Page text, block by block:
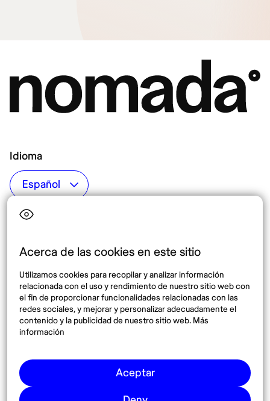
Acerca de las cookies en este sitio
Utilizamos cookies para recopilar y analizar información
relacionada con el uso y rendimiento de nuestro sitio web con
el fin de proporcionar funcionalidades relacionadas con las
redes sociales, y mejorar y personalizar adecuadamente el
contenido y la publicidad de nuestro sitio web. Más
información
Aceptar
Idioma
Top destinos
México
España
Destinos
Síguenos
Pinterest